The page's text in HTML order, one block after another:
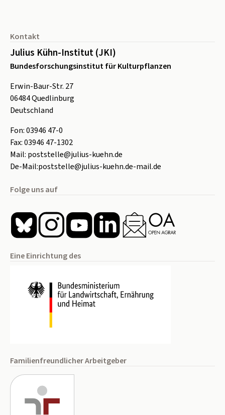
Kontakt
Julius Kühn-Institut (JKI)
Bundesforschungsinstitut für Kulturpflanzen
Erwin-Baur-Str. 27
06484Quedlinburg
Deutschland
Fon:03946 47-0
Fax:03946 47-1302
Mail: poststelle@julius-kuehn.de
De-Mail:poststelle@julius-kuehn.de-mail.de
Folge uns auf
Eine Einrichtung des
Familienfreundlicher Arbeitgeber